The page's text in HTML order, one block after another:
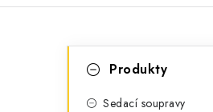
kategorieProdukty
Sedací soupravy